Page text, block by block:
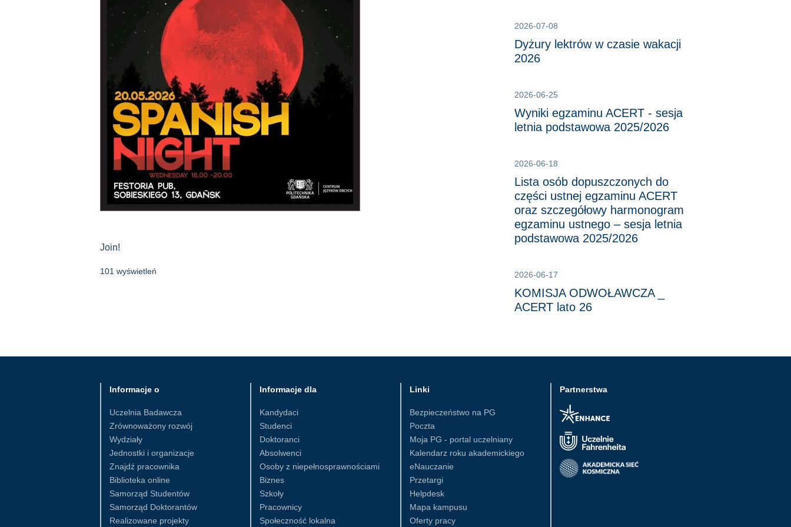
Join!
101 wyświetleń
2026-07-08
Dyżury lektrów w czasie wakacji
2026
2026-06-25
Wyniki egzaminu ACERT - sesja
letnia podstawowa 2025/2026
2026-06-18
Lista osób dopuszczonych do
części ustnej egzaminu ACERT
oraz szczegółowy harmonogram
egzaminu ustnego – sesja letnia
podstawowa 2025/2026
2026-06-17
KOMISJA ODWOŁAWCZA _
ACERT lato 26
Partnerstwa
Informacje o
Uczelnia Badawcza
Zrównoważony rozwój
Wydziały
Jednostki i organizacje
Znajdź pracownika
Biblioteka online
Samorząd Studentów
Samorząd Doktorantów
Realizowane projekty
Informacje dla
Kandydaci
Studenci
Doktoranci
Absolwenci
Osoby z niepełnosprawnościami
Biznes
Szkoły
Pracownicy
Społeczność lokalna
Linki
Bezpieczeństwo na PG
Poczta
Moja PG - portal uczelniany
Kalendarz roku akademickiego
eNauczanie
Przetargi
Helpdesk
Mapa kampusu
Oferty pracy